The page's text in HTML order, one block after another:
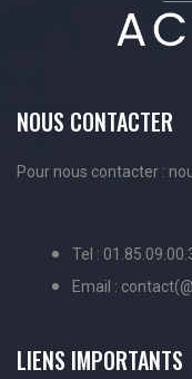
NOUS CONTACTER
Pour nous contacter :
Tel :
Email :
LIENS IMPORTANTS